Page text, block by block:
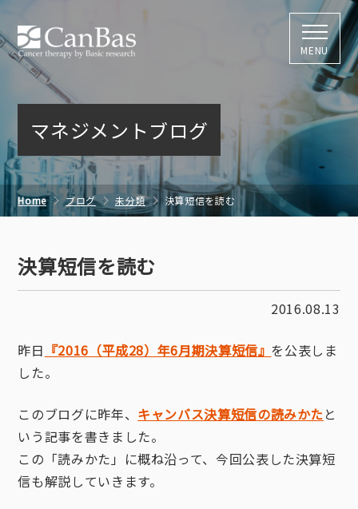
株式会社キャン
MENU
マネジメントブログ
Home ブログ 未分類 決算短信を読む
決算短信を読む
2016.08.13
昨日 『2016（平成28）年6月期決算短信』 を公表しま
した。
このブログに昨年、 キャンバス決算短信の読みかたと
いう記事を書きました。
この「読みかた」に概ね沿って、今回公表した決算短
信も解説していきます。